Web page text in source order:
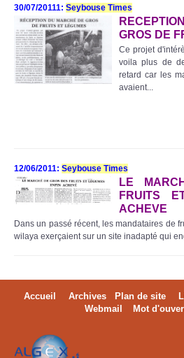
30/07/20111: Seybouse Times
GROS DE
Ce projet
voila plus de
retard car les
avaient...
12/06/2011: Seybouse Times
LE
FRUITS
ACHEVE
Dans un passé récent, les mandataires de
wilaya exerçaient sur un site inadapté qui
Accueil Archives Plan de site
Webmail
Mot